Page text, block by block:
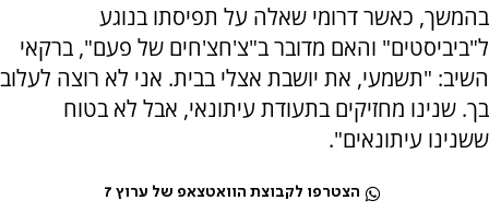
בהמשך, כאשר דרומי שאלה על תפיסתו בנוגע
ל"ביביסטים" והאם מדובר ב"צ'חצ'חים של פעם", ברקאי
השיב: "תשמעי, את יושבת אצלי בבית. אני לא רוצה לעלוב
בך. שנינו מחזיקים בתעודת עיתונאי, אבל לא בטוח
ששנינו עיתונאים".
הצטרפו לקבוצת הוואטצאפ של ערוץ 7